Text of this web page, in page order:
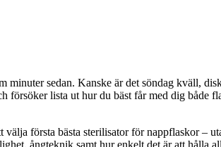
sedan. Kanske är det söndag kväll,
lista ut hur du bäst får med dig både
första bästa sterilisator för nappflaskor –
ångteknik samt hur enkelt det är att hålla